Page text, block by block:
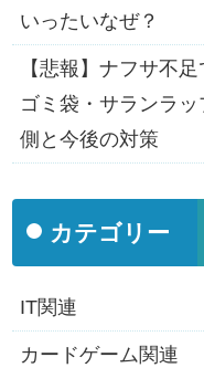
いったいなぜ？
【悲報】ナフサ不
ゴミ袋・サランラ
側と今後の対策
カテゴリー
IT関連
カードゲーム関連